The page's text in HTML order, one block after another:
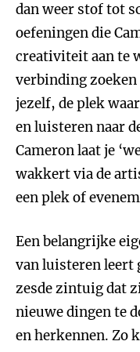
dan weer stof tot
oefeningen die
creativiteit aan te
verbinding
jezelf, de plek
en luisteren naar
Cameron laat je
wakkert via de
een plek of
Een belangrijke
van luisteren leert
zesde zintuig dat
nieuwe dingen te
en herkennen. Zo